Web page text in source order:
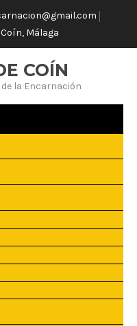
Málaga
COÍN
la Encarnación